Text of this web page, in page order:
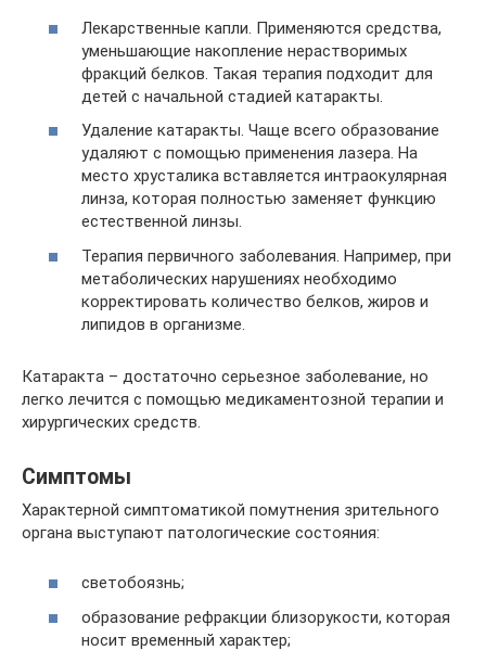
Лекарственные капли. Применяются средства,
уменьшающие накопление нерастворимых
фракций белков. Такая терапия подходит для
детей с начальной стадией катаракты.
Удаление катаракты. Чаще всего образование
удаляют с помощью применения лазера. На
место хрусталика вставляется интраокулярная
линза, которая полностью заменяет функцию
естественной линзы.
Терапия первичного заболевания. Например, при
метаболических нарушениях необходимо
корректировать количество белков, жиров и
липидов в организме.
Катаракта – достаточно серьезное заболевание, но
легко лечится с помощью медикаментозной терапии и
хирургических средств.
Симптомы
Характерной симптоматикой помутнения зрительного
органа выступают патологические состояния:
светобоязнь;
образование рефракции близорукости, которая
носит временный характер;